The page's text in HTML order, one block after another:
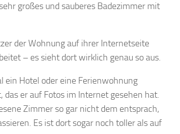
großes und sauberes Badezimmer mit
der Wohnung auf ihrer Internetseite
– es sieht dort wirklich genau so aus.
ein Hotel oder eine Ferienwohnung
er auf Fotos im Internet gesehen hat.
Zimmer so gar nicht dem entsprach,
Es ist dort sogar noch toller als auf